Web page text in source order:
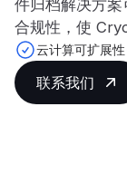
件归档解决方
合规性，使
云计算可扩展性
联系我们